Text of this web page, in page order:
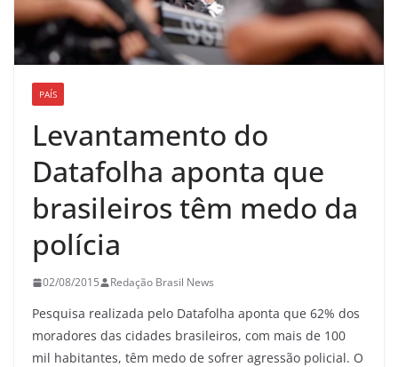
PAÍS
Levantamento do
Datafolha aponta que
brasileiros têm medo da
polícia
02/08/2015 Redação Brasil News
Pesquisa realizada pelo Datafolha aponta que 62% dos
moradores das cidades brasileiros, com mais de 100
mil habitantes, têm medo de sofrer agressão policial. O